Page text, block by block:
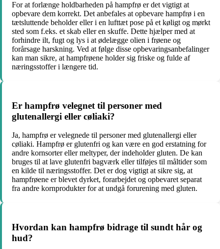
For at forlænge holdbarheden på hampfrø er det vigtigt at
opbevare dem korrekt. Det anbefales at opbevare hampfrø i en
tætsluttende beholder eller i en lufttæt pose på et køligt og mørkt
sted som f.eks. et skab eller en skuffe. Dette hjælper med at
forhindre ilt, fugt og lys i at ødelægge olien i frøene og
forårsage harskning. Ved at følge disse opbevaringsanbefalinger
kan man sikre, at hampfrøene holder sig friske og fulde af
næringsstoffer i længere tid.
Er hampfrø velegnet til personer med
glutenallergi eller cøliaki?
Ja, hampfrø er velegnede til personer med glutenallergi eller
cøliaki. Hampfrø er glutenfri og kan være en god erstatning for
andre kornsorter eller meltyper, der indeholder gluten. De kan
bruges til at lave glutenfri bagværk eller tilføjes til måltider som
en kilde til næringsstoffer. Det er dog vigtigt at sikre sig, at
hampfrøene er blevet dyrket, forarbejdet og opbevaret separat
fra andre kornprodukter for at undgå forurening med gluten.
Hvordan kan hampfrø bidrage til sundt hår og
hud?